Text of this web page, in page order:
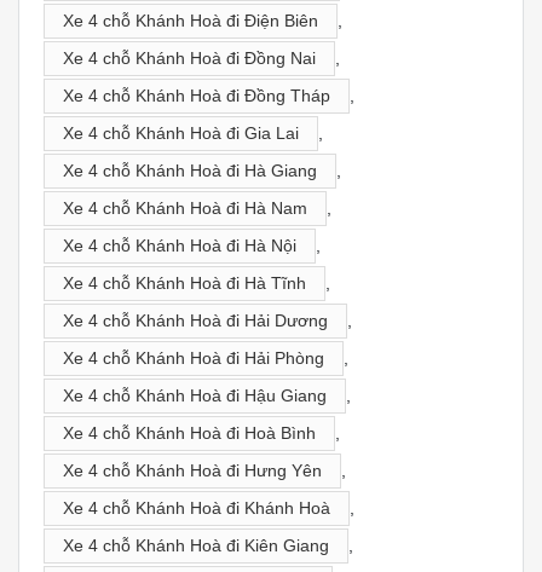
Xe 4 chỗ Khánh Hoà đi Điện Biên
,
Xe 4 chỗ Khánh Hoà đi Đồng Nai
,
Xe 4 chỗ Khánh Hoà đi Đồng Tháp
,
Xe 4 chỗ Khánh Hoà đi Gia Lai
,
Xe 4 chỗ Khánh Hoà đi Hà Giang
,
Xe 4 chỗ Khánh Hoà đi Hà Nam
,
Xe 4 chỗ Khánh Hoà đi Hà Nội
,
Xe 4 chỗ Khánh Hoà đi Hà Tĩnh
,
Xe 4 chỗ Khánh Hoà đi Hải Dương
,
Xe 4 chỗ Khánh Hoà đi Hải Phòng
,
Xe 4 chỗ Khánh Hoà đi Hậu Giang
,
Xe 4 chỗ Khánh Hoà đi Hoà Bình
,
Xe 4 chỗ Khánh Hoà đi Hưng Yên
,
Xe 4 chỗ Khánh Hoà đi Khánh Hoà
,
Xe 4 chỗ Khánh Hoà đi Kiên Giang
,